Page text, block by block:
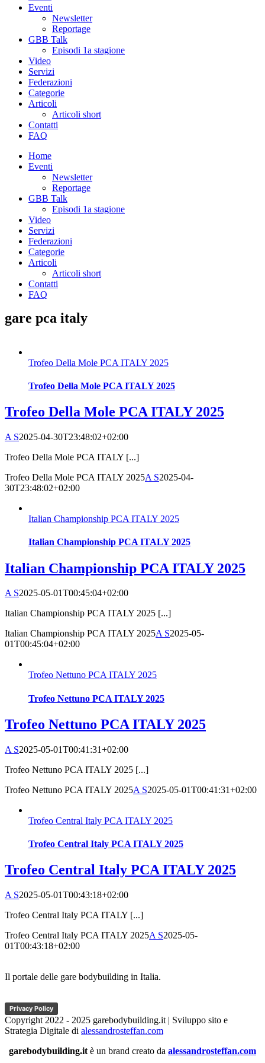
Eventi
Newsletter
Reportage
GBB Talk
Episodi 1a stagione
Video
Servizi
Federazioni
Categorie
Articoli
Articoli short
Contatti
FAQ
Home
Eventi
Newsletter
Reportage
GBB Talk
Episodi 1a stagione
Video
Servizi
Federazioni
Categorie
Articoli
Articoli short
Contatti
FAQ
gare pca italy
Trofeo Della Mole PCA ITALY 2025
Trofeo Della Mole PCA ITALY 2025
Trofeo Della Mole PCA ITALY 2025
A S2025-04-30T23:48:02+02:00
Trofeo Della Mole PCA ITALY [...]
Trofeo Della Mole PCA ITALY 2025A S2025-04-
30T23:48:02+02:00
Italian Championship PCA ITALY 2025
Italian Championship PCA ITALY 2025
Italian Championship PCA ITALY 2025
A S2025-05-01T00:45:04+02:00
Italian Championship PCA ITALY 2025 [...]
Italian Championship PCA ITALY 2025A S2025-05-
01T00:45:04+02:00
Trofeo Nettuno PCA ITALY 2025
Trofeo Nettuno PCA ITALY 2025
Trofeo Nettuno PCA ITALY 2025
A S2025-05-01T00:41:31+02:00
Trofeo Nettuno PCA ITALY 2025 [...]
Trofeo Nettuno PCA ITALY 2025A S2025-05-01T00:41:31+02:00
Trofeo Central Italy PCA ITALY 2025
Trofeo Central Italy PCA ITALY 2025
Trofeo Central Italy PCA ITALY 2025
A S2025-05-01T00:43:18+02:00
Trofeo Central Italy PCA ITALY [...]
Trofeo Central Italy PCA ITALY 2025A S2025-05-
01T00:43:18+02:00
Il portale delle gare bodybuilding in Italia.
Privacy Policy
Copyright 2022 - 2025 garebodybuilding.it | Sviluppo sito e
Strategia Digitale di alessandrosteffan.com
garebodybuilding.it è un brand creato da alessandrosteffan.com